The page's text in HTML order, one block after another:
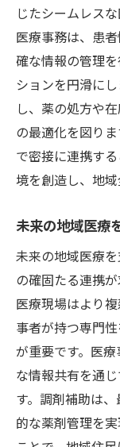
地域住
患者中
医療事務の
実践
医療事
伊勢原
務
地域医
医療事
未来の
伊勢原
来
じたシームレス
医療事務は、患
確な情報の管理
ションを円滑に
し、薬の処方や
の最適化を図り
で密接に連携す
境を創造し、地
未来の地域医療
未来の地域医療
の確固たる連携
医療現場はより
事者が持つ専門
が重要です。医
な情報共有を通
す。調剤補助は
的な薬剤管理を